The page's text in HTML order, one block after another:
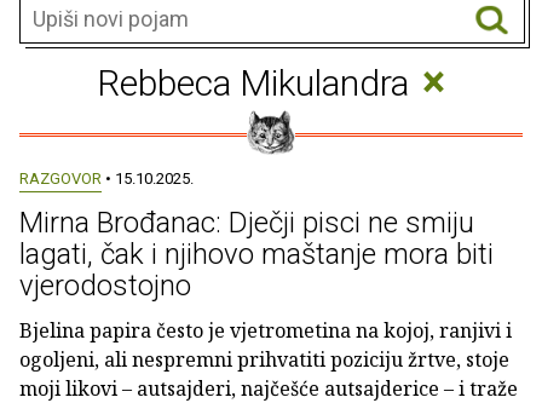
Rebbeca Mikulandra ×
RAZGOVOR • 15.10.2025.
Mirna Brođanac: Dječji pisci ne smiju
lagati, čak i njihovo maštanje mora biti
vjerodostojno
Bjelina papira često je vjetrometina na kojoj, ranjivi i
ogoljeni, ali nespremni prihvatiti poziciju žrtve, stoje
moji likovi – autsajderi, najčešće autsajderice – i traže